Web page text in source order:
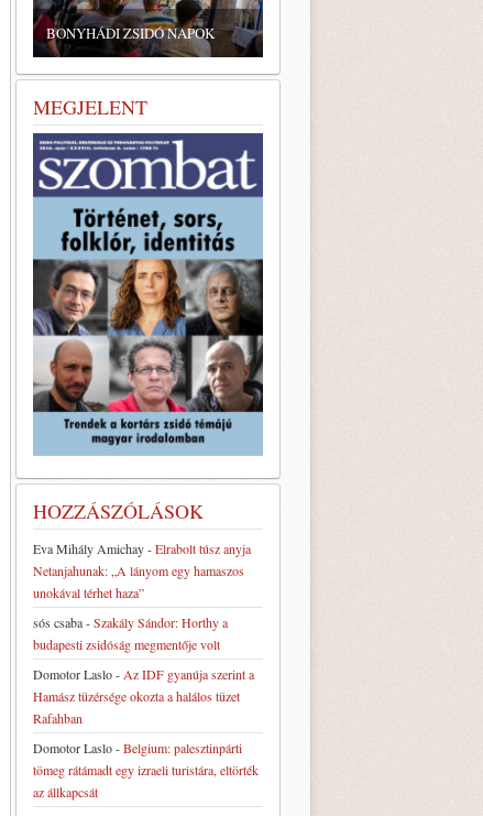
TALÁLKOZÓ A BONYHÁDI
ZSINAGÓGÁBAN
MEGJELENT
HOZZÁSZÓLÁSOK
Eva Mihály Amichay-Elrabolt túsz anyja
Netanjahunak: „A lányom egy hamaszos
unokával térhet haza”
sós csaba-Szakály Sándor: Horthy a
budapesti zsidóság megmentője volt
Domotor Laslo- Az IDF gyanúja szerint a
Hamász tüzérsége okozta a halálos tüzet
Rafahban
Domotor Laslo-Belgium: palesztinpárti
tömeg rátámadt egy izraeli turistára, eltörték
az állkapcsát